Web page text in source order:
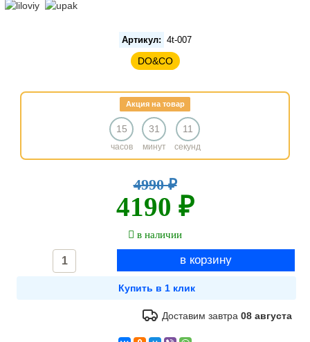
Артикул: 4t-007
DO&CO
Акция на товар
15
часов
31
минут
11
секунд
4990 ₽
4190 ₽
в наличии
Доставим завтра08 августа